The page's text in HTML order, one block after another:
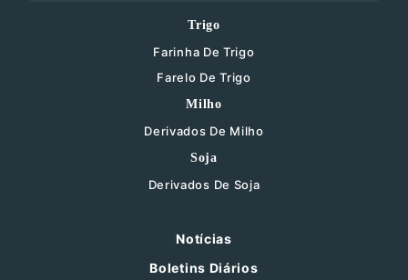
Trigo
Farinha De Trigo
Farelo De Trigo
Milho
Derivados De Milho
Soja
Derivados De Soja
Notícias
Boletins Diários